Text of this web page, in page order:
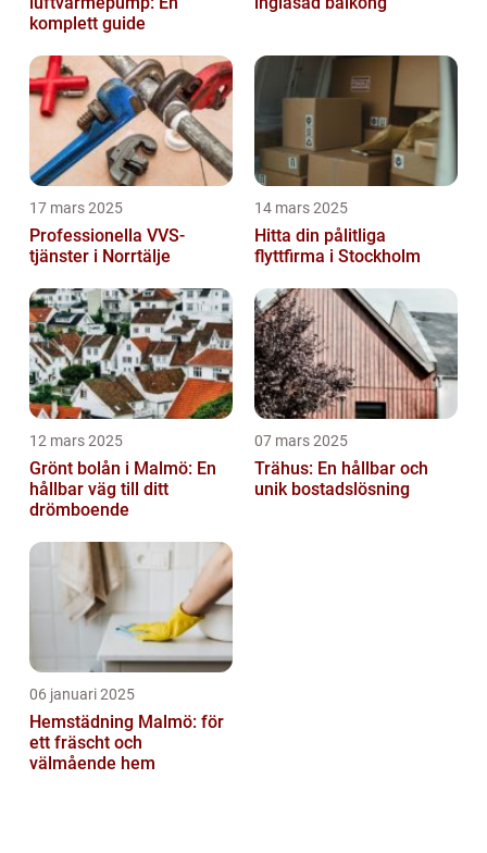
komplett guide
17 mars 2025
Professionella VVS-
tjänster i Norrtälje
14 mars 2025
Hitta din pålitliga
flyttfirma i Stockholm
12 mars 2025
Grönt bolån i Malmö: En
hållbar väg till ditt
drömboende
07 mars 2025
Trähus: En hållbar och
unik bostadslösning
06 januari 2025
Hemstädning Malmö: för
ett fräscht och
välmående hem